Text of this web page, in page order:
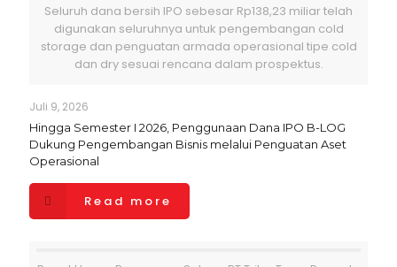
Seluruh dana bersih IPO sebesar Rp138,23 miliar telah
digunakan seluruhnya untuk pengembangan cold
storage dan penguatan armada operasional tipe cold
dan dry sesuai rencana dalam prospektus.
Juli 9, 2026
Hingga Semester I 2026, Penggunaan Dana IPO B-LOG
Dukung Pengembangan Bisnis melalui Penguatan Aset
Operasional
Read more